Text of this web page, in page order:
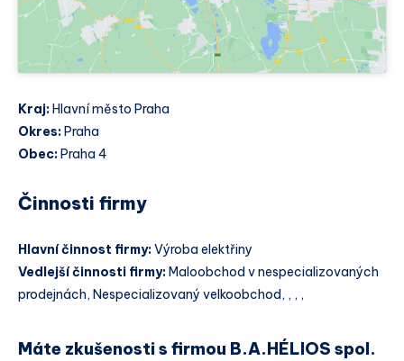
Kraj: Hlavní město Praha
Okres: Praha
Obec: Praha 4
Činnosti firmy
Hlavní činnost firmy:Výroba elektřiny
Vedlejší činnosti firmy:Maloobchod v nespecializovaných
prodejnách, Nespecializovaný velkoobchod, , , ,
Máte zkušenosti s firmou B.A.HÉLIOS spol.